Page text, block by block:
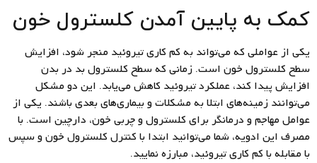
کمک به پایین آمدن کلسترول خون
یکی از عواملی که می‌تواند به کم کاری تیروئید منجر شود، افزایش
سطح کلسترول خون است. زمانی که سطح کلسترول بد در بدن
افزایش پیدا کند، عملکرد تیروئید کاهش می‌یابد. این دو مشکل
می‌توانند زمینه‌های ابتلا به مشکلات و بیماری‌های بعدی باشند. یکی از
عوامل مهاجم و درمانگر برای کلسترول و چربی خون، دارچین است. با
مصرف این ادویه، شما می‌توانید ابتدا با کنترل کلسترول خون و سپس
با مقابله با کم کاری تیروئید، مبارزه نمایید.